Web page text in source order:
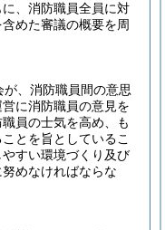
、消防職員全員に対
めた審議の概要を周
、消防職員間の意思
に消防職員の意見を
員の士気を高め、も
とを旨としているこ
すい環境づくり及び
めなければならな